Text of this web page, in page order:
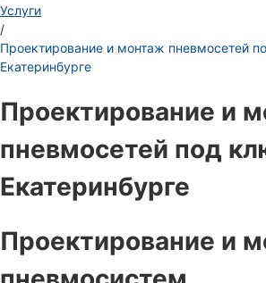
Услуги
/
Проектирование и монтаж пневмосетей
Екатеринбурге
Проектирование и
пневмосетей под
Екатеринбурге
Проектирование и